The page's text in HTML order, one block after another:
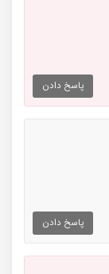
پاسخ دادن
پاسخ دادن